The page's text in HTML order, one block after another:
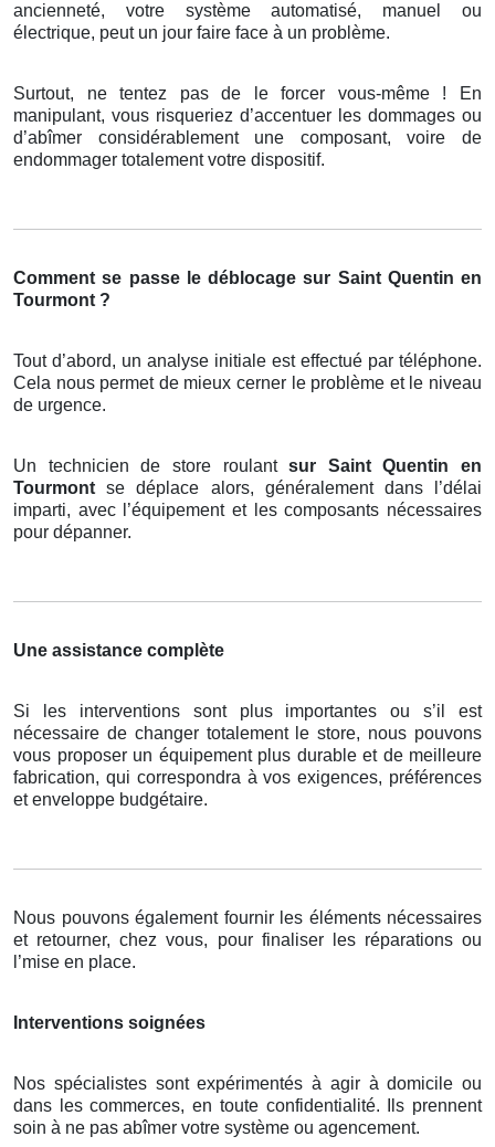
ancienneté, votre système automatisé, manuel ou
électrique, peut un jour faire face à un problème.
Surtout, ne tentez pas de le forcer vous-même ! En
manipulant, vous risqueriez d’accentuer les dommages ou
d’abîmer considérablement une composant, voire de
endommager totalement votre dispositif.
Comment se passe le déblocage sur Saint Quentin en
Tourmont ?
Tout d’abord, un analyse initiale est effectué par téléphone.
Cela nous permet de mieux cerner le problème et le niveau
de urgence.
Un technicien de store roulantsur Saint Quentin en
Tourmontse déplace alors, généralement dans l’délai
imparti, avec l’équipement et les composants nécessaires
pour dépanner.
Une assistance complète
Si les interventions sont plus importantes ou s’il est
nécessaire de changer totalement le store, nous pouvons
vous proposer un équipement plus durable et de meilleure
fabrication, qui correspondra à vos exigences, préférences
et enveloppe budgétaire.
Nous pouvons également fournir les éléments nécessaires
et retourner, chez vous, pour finaliser les réparations ou
l’mise en place.
Interventions soignées
Nos spécialistes sont expérimentés à agir à domicile ou
dans les commerces, en toute confidentialité. Ils prennent
soin à ne pas abîmer votre système ou agencement.